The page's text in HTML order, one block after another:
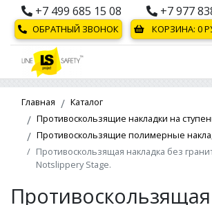
+7 499 685 15 08 +7 977
ОБРАТНЫЙ ЗВОНОК КОРЗИНА: 0
Главная
Каталог
Противоскользящие накладки на
Противоскользящие полимерные
Противоскользящая накладка без
Notslippery Stage.
Противоскользящая